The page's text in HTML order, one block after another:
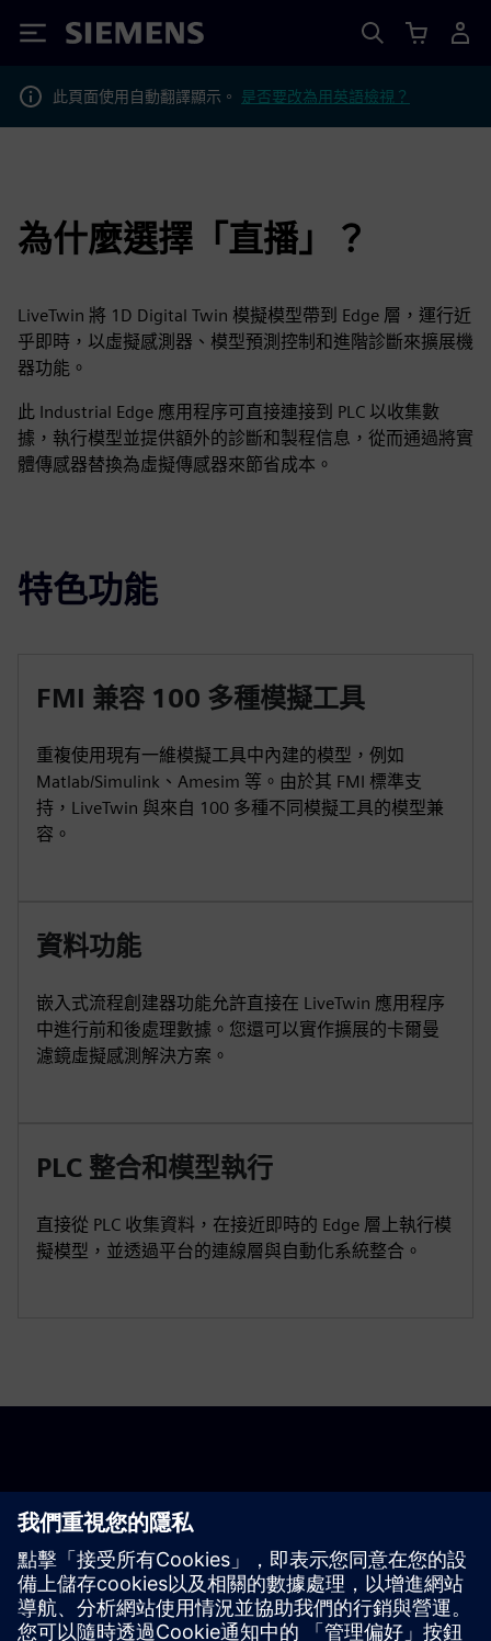
Siemens
此頁面使用自動翻譯顯示。 是否要改為用英語檢視？
為什麼選擇「直播」？
LiveTwin 將 1D Digital Twin 模擬模型帶到 Edge 層，運行近
乎即時，以虛擬感測器、模型預測控制和進階診斷來擴展機
器功能。
此 Industrial Edge 應用程序可直接連接到 PLC 以收集數
據，執行模型並提供額外的診斷和製程信息，從而通過將實
體傳感器替換為虛擬傳感器來節省成本。
特色功能
FMI 兼容 100 多種模擬工具
重複使用現有一維模擬工具中內建的模型，例如
Matlab/Simulink、Amesim 等。由於其 FMI 標準支
持，LiveTwin 與來自 100 多種不同模擬工具的模型兼
容。
資料功能
嵌入式流程創建器功能允許直接在 LiveTwin 應用程序
中進行前和後處理數據。您還可以實作擴展的卡爾曼
濾鏡虛擬感測解決方案。
PLC 整合和模型執行
直接從 PLC 收集資料，在接近即時的 Edge 層上執行模
擬模型，並透過平台的連線層與自動化系統整合。
開始使用
聯絡我們